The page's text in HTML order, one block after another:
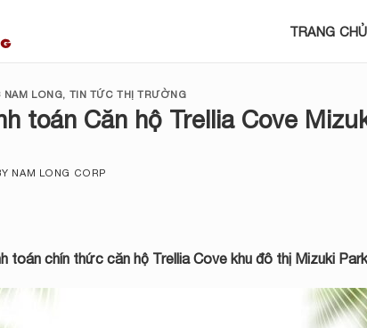
TRANG CHỦ
NAM LONG, TIN TỨC THỊ TRƯỜNG
toán Căn hộ Trellia Cove
NAM LONG CORP
toán chín thức căn hộ Trellia Cove khu đô thị Mizuki Park